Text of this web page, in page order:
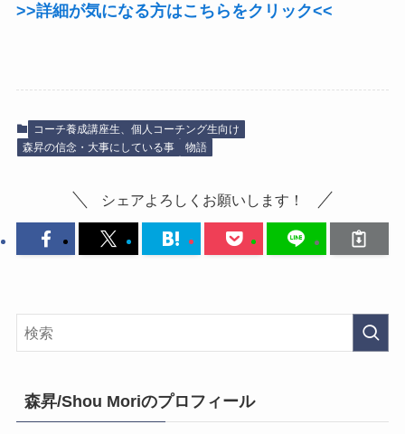
>>詳細が気になる方はこちらをクリック<<
コーチ養成講座生、個人コーチング生向け
森昇の信念・大事にしている事
物語
シェアよろしくお願いします！
森昇/Shou Moriのプロフィール